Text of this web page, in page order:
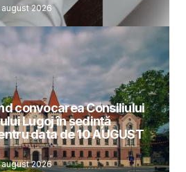
august 2026
convocarea Consiliului
Lugoj în şedinţă
data de 10 AUGUST
2026